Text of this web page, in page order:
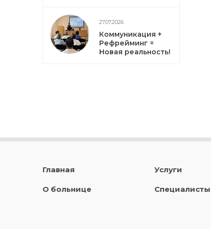
27.07.2026
Коммуникация +
Рефрейминг =
Новая реальность!
Главная
О больнице
Услуги
Специалисты